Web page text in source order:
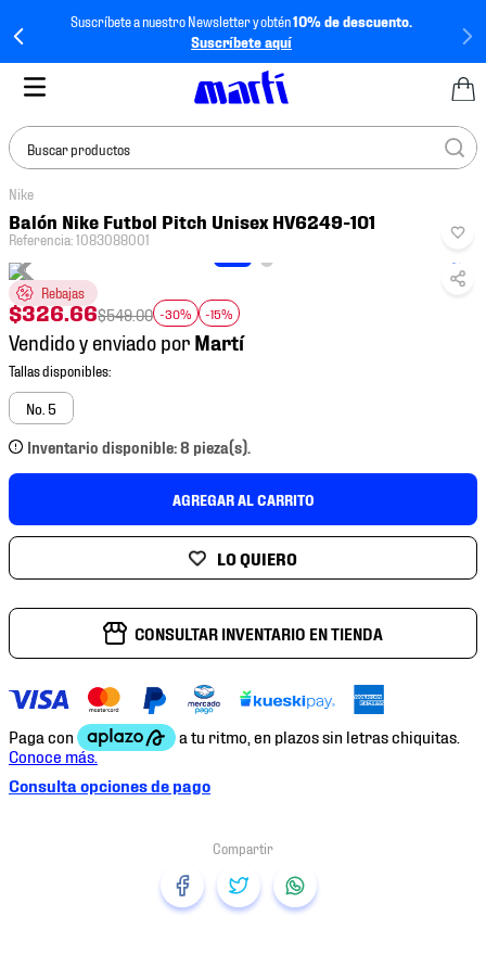
Suscríbete a nuestro Newsletter y obtén10% de descuento.
Suscríbete aquí
Buscar productos
Nike
Balón Nike Futbol Pitch Unisex HV6249-101
Referencia:1083088001
Rebajas
$326.66$549.00 -30% -15%
Vendido y enviado por
No. 5
Inventario disponible: 8 pieza(s).
AGREGAR AL CARRITO
CONSULTAR INVENTARIO EN TIENDA
Consulta opciones de pago
TÉRMINOS MÁS
BUSCADOS
1.
2.
tenis hombre
3.
tenis
4.
tenis futbol
5.
jersey
6.
mochila
8.
chivas
10. tenis nike